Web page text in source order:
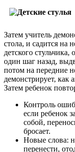
Затем учитель
стола, и садится на
детского стульчика,
один шаг назад,
потом на передние
демонстрирует, как
Затем ребенок
Контроль
если ребенок
собой,
бросает.
Новые слова:
перенести,